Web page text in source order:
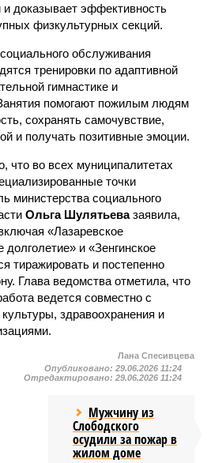
доказывает эффективность
физкультурных секций.
обслуживания
тренировки по адаптивной
гимнастике и
помогают пожилым людям
сохранять самочувствие,
и получать позитивные эмоции.
что во всех муниципалитетах
точки
министерства социального
Ольга Шулятьевазаявила,
«Лазаревское
долголетие» и «Зенгинское
тиражировать и постепенно
Глава ведомства отметила, что
ведется совместно с
здравоохранения и
Лана Спесивцева
Опубликовано: 29.06.2026 11:24
Отредактировано: 29.06.2026 11:24
Мужчину из
Слободского
осудили за пожар в
жилом доме